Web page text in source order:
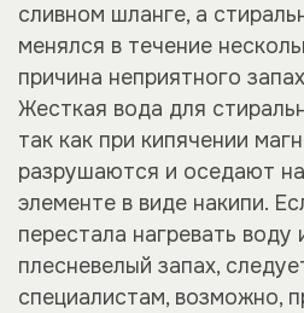
сливном шланге, а
менялся в течение
причина неприятного
Жесткая вода для
так как при кипячении
разрушаются и оседают
элементе в виде накипи.
перестала нагревать воду
плесневелый запах,
специалистам, возможно,